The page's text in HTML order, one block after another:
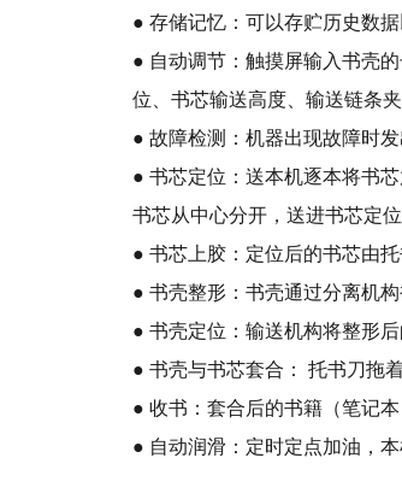
● 存储记忆：可以存贮历史数
● 自动调节：触摸屏输入书壳
位、书芯输送高度、输送链条
● 故障检测：机器出现故障时
● 书芯定位：送本机逐本将书
书芯从中心分开，送进书芯定
● 书芯上胶：定位后的书芯由
● 书壳整形：书壳通过分离机
● 书壳定位：输送机构将整形
● 书壳与书芯套合： 托书刀拖
● 收书：套合后的书籍（笔记
● 自动润滑：定时定点加油，